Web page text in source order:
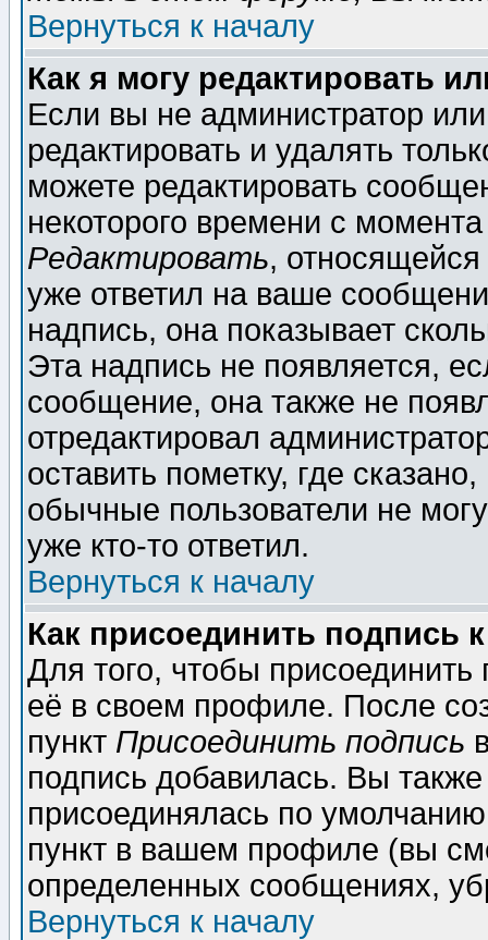
Вернуться к началу
Как я могу редактировать
Если вы не администратор
редактировать и удалять
можете редактировать
некоторого времени с
Редактировать,
уже ответил на ваше
надпись, она показывает
Эта надпись не появляется,
сообщение, она также не
отредактировал
оставить пометку, где
обычные пользователи не
уже кто-то ответил.
Вернуться к началу
Как присоединить подпись
Для того, чтобы
её в своем профиле. После
пункт Присоединить подпись
подпись добавилась. Вы
присоединялась по
пункт в вашем профиле (вы
определенных сообщениях,
Вернуться к началу